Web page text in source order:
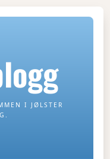
I JØLSTER